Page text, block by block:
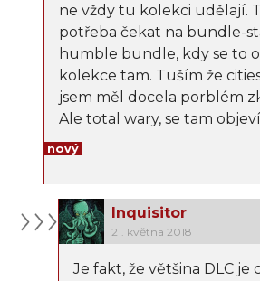
ne vždy tu kolekci udělají.
potřeba čekat na bundle-
humble bundle, kdy se to
kolekce tam. Tuším že
jsem měl docela porblém
Ale total wary, se tam
nový
Inquisitor
21. května 2018
Je fakt, že většina DLC je